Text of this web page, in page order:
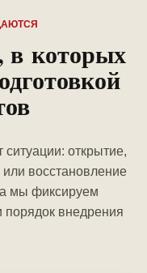
в которых
ситуации: открытие,
восстановление
мы фиксируем
порядок внедрения